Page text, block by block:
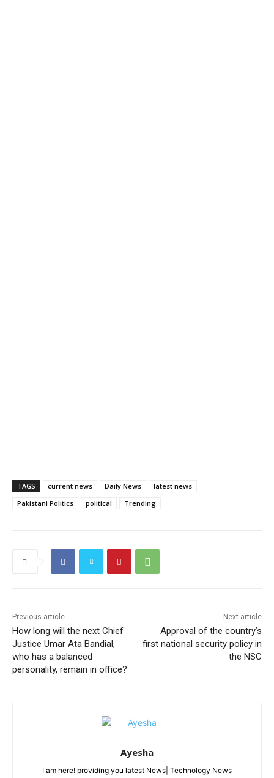
TAGS current news Daily News
latest news
Pakistani Politics
political Trending
Previous article
How long will the next Chief
Justice Umar Ata Bandial,
who has a balanced
personality, remain in office?
Next article
Approval of the country’s
first national security policy in
the NSC
Ayesha
I am here! providing you latest News| Technology News